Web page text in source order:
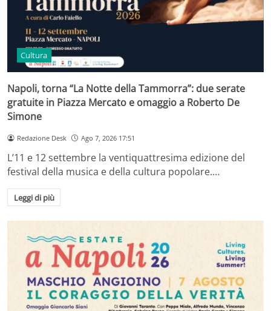
Cultura
Napoli, torna “La Notte della Tammorra”: due serate
gratuite in Piazza Mercato e omaggio a Roberto De
Simone
Redazione Desk Ago 7, 2026 17:51
L’11 e 12 settembre la ventiquattresima edizione del
festival della musica e della cultura popolare.…
Leggi di più